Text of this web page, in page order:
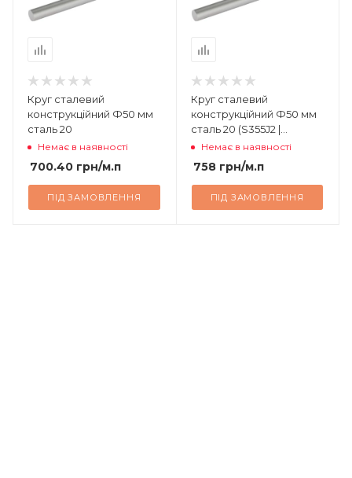
Круг сталевий
конструкційний Ф50 мм
сталь 20
Немає в наявності
700.40 грн/м.п
ПІД ЗАМОВЛЕННЯ
Круг сталевий
конструкційний Ф50 мм
сталь 20 (S355J2 |
7214993900)
Немає в наявності
758грн/м.п
ПІД ЗАМОВЛЕННЯ